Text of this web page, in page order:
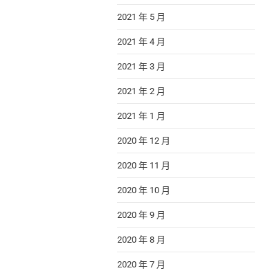
2021 年 5 月
2021 年 4 月
2021 年 3 月
2021 年 2 月
2021 年 1 月
2020 年 12 月
2020 年 11 月
2020 年 10 月
2020 年 9 月
2020 年 8 月
2020 年 7 月